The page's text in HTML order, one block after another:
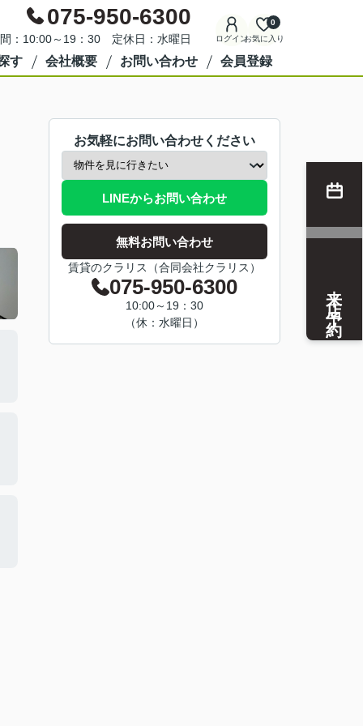
075-950-6300
：10:00～19：30 定休日：水曜日 ログインお気に入り
0
す 会社概要 お問い合わせ 会員登録
お気軽にお問い合わせください
LINEからお問い合わせ
無料お問い合わせ
賃貸のクラリス（合同会社クラリス）
075-950-6300
10:00～19：30
（休：水曜日）
来店予約